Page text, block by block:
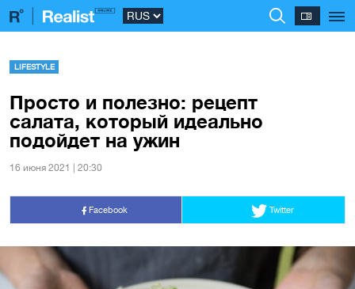
LIFESTYLE
Просто и полезно: рецепт
салата, который идеально
подойдет на ужин
16 июня 2021 | 20:30
Facebook Twitter